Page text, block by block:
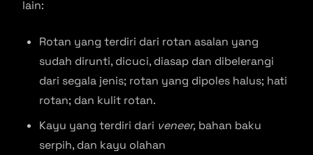
lain:
Rotan yang terdiri dari rotan asalan yang
sudah dirunti, dicuci, diasap dan dibelerangi
dari segala jenis; rotan yang dipoles halus; hati
rotan; dan kulit rotan.
Kayu yang terdiri dari veneer, bahan baku
serpih, dan kayu olahan